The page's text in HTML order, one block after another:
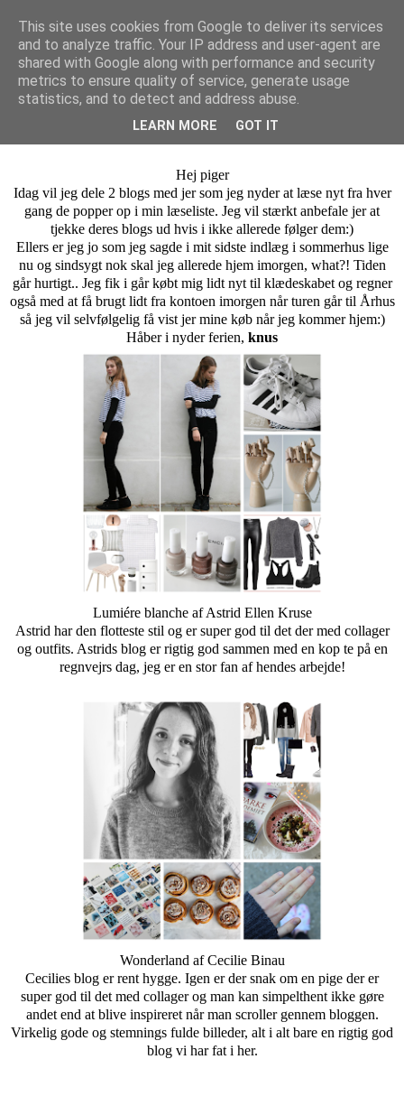
Isa Larsen
tirsdag den 14. oktober 2014
Bloganbefalninger #2
Hej piger
Idag vil jeg dele 2 blogs med jer som jeg nyder at læse nyt fra hver
gang de popper op i min læseliste. Jeg vil stærkt anbefale jer at
tjekke deres blogs ud hvis i ikke allerede følger dem:)
Ellers er jeg jo som jeg sagde i mit sidste indlæg i sommerhus lige
nu og sindsygt nok skal jeg allerede hjem imorgen, what?! Tiden
går hurtigt.. Jeg fik i går købt mig lidt nyt til klædeskabet og regner
også med at få brugt lidt fra kontoen imorgen når turen går til Århus
så jeg vil selvfølgelig få vist jer mine køb når jeg kommer hjem:)
Håber i nyder ferien, knus
Lumiére blancheaf Astrid Ellen Kruse
Astrid har den flotteste stil og er super god til det der med collager
og outfits. Astrids blog er rigtig god sammen med en kop te på en
regnvejrs dag, jeg er en stor fan af hendes arbejde!
Wonderland af Cecilie Binau
Cecilies blog er rent hygge. Igen er der snak om en pige der er
super god til det med collager og man kan simpelthent ikke gøre
andet end at blive inspireret når man scroller gennem bloggen.
Virkelig gode og stemnings fulde billeder, alt i alt bare en rigtig god
blog vi har fat i her.
This site uses cookies from Google to deliver its services
and to analyze traffic. Your IP address and user-agent are
shared with Google along with performance and security
metrics to ensure quality of service, generate usage
statistics, and to detect and address abuse.
LEARN MORE GOT IT